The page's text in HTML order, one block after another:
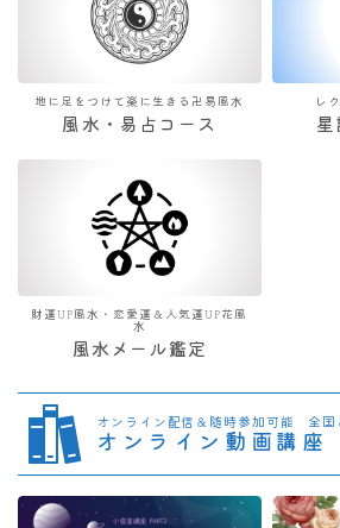
地に足をつけて楽に生きる卍易風水
風水・易占コース
レ
星
財運UP風水・恋愛運＆人気運UP花風
水
風水メール鑑定
オンライン配信＆随時参加可能 全国
オンライン動画講座